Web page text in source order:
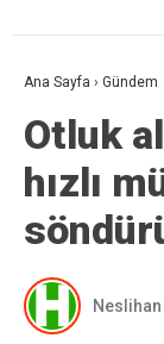
Ana Sayfa › Gündem
Otluk
hızlı
Neslihan